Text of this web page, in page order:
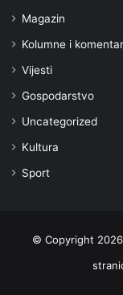
Magazin
Kolumne i
Vijesti
Gospodarstvo
Uncategorized
Kultura
Sport
© Copyright